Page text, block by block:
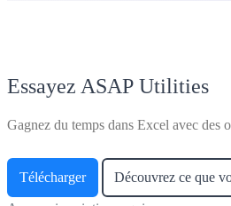
Essayez ASAP Utilities
Gagnez du temps dans Excel avec des
Télécharger Découvrez ce que